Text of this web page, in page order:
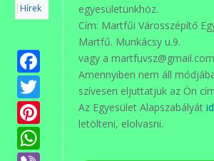
|Hírek
Facebook
Twitter
Pinterest
WhatsApp
egyesületünkhöz.
Cím: Martfűi Városszépítő
Martfű. Munkácsy u.9.
vagy a
Amennyiben nem áll
szívesen eljuttatjuk az Ön
Az Egyesület Alapszabályát
letölteni, elolvasni.